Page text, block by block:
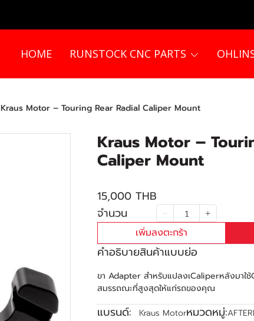
HOME RUNSTOCK CNC PARTS
Kraus Motor – Touring Rear Radial Caliper Mount
Kraus Motor –
Caliper Mount
15,000 THB
จำนวน
เพิ่มลงตะกร้า
คำอธิบายสินค้าแบบย่อ
ขา Adapter สำหรับแปลงเCaliperหลังมาใ
สมรรถณะที่สูงสุดให้แก่รถของคุณ
แบรนด์: Kraus Motorหมวดหมู่: